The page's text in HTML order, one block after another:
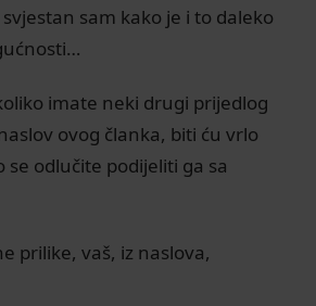
sam kako je i to daleko
imate neki drugi prijedlog
ovog članka, biti ću vrlo
se odlučite podijeliti ga sa
prilike, vaš, iz naslova,